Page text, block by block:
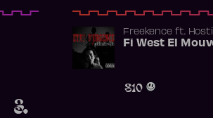
3.
Freekence ft.
810